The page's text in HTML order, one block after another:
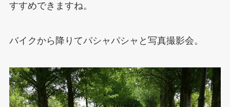
すすめできますね。
バイクから降りてパシャパシャと写真撮影会。